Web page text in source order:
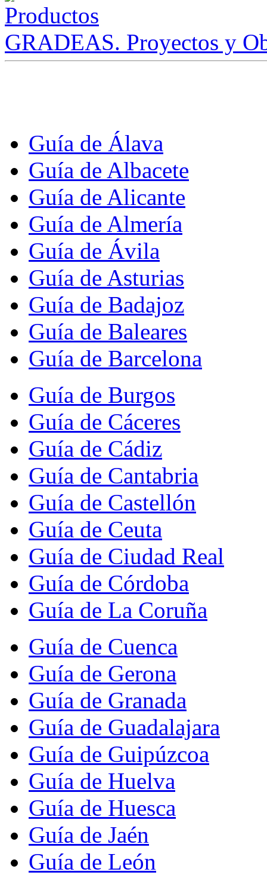
GRADEAS. Proyectos y
Guía de Álava
Guía de Albacete
Guía de Alicante
Guía de Almería
Guía de Ávila
Guía de Asturias
Guía de Badajoz
Guía de Baleares
Guía de Barcelona
Guía de Burgos
Guía de Cáceres
Guía de Cádiz
Guía de Cantabria
Guía de Castellón
Guía de Ceuta
Guía de Ciudad Real
Guía de Córdoba
Guía de La Coruña
Guía de Cuenca
Guía de Gerona
Guía de Granada
Guía de Guadalajara
Guía de Guipúzcoa
Guía de Huelva
Guía de Huesca
Guía de Jaén
Guía de León